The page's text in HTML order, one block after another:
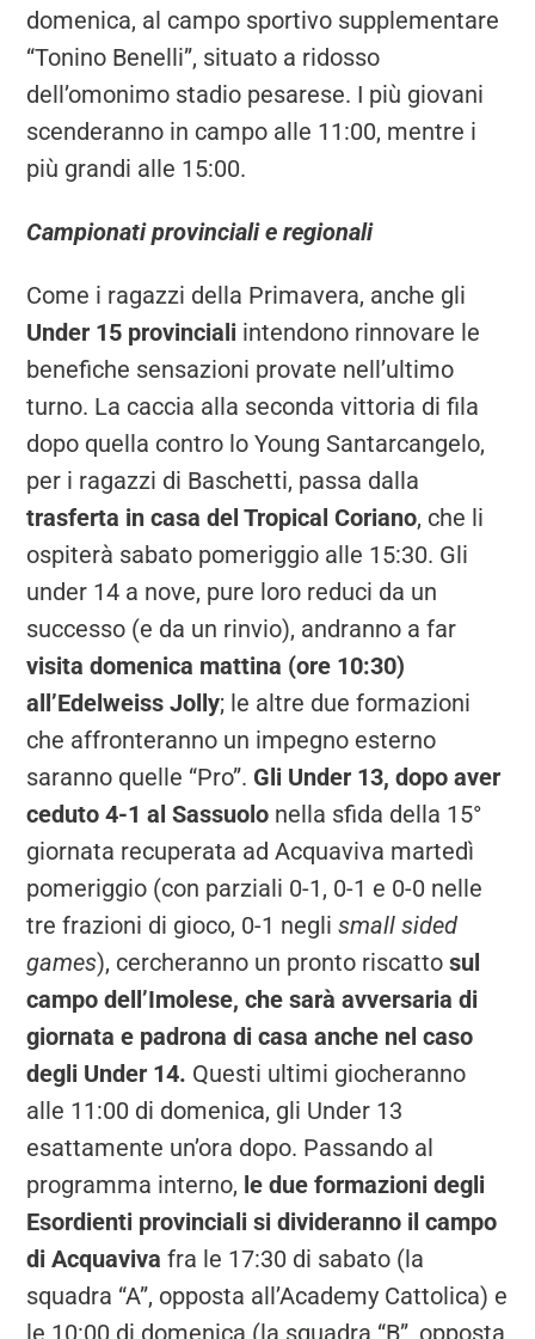
domenica, al campo sportivo supplementare
“Tonino Benelli”, situato a ridosso
dell’omonimo stadio pesarese. I più giovani
scenderanno in campo alle 11:00, mentre i
più grandi alle 15:00.
Campionati provinciali e regionali
Come i ragazzi della Primavera, anche gli
Under 15 provinciali intendono rinnovare le
benefiche sensazioni provate nell’ultimo
turno. La caccia alla seconda vittoria di fila
dopo quella contro lo Young Santarcangelo,
per i ragazzi di Baschetti, passa dalla
trasferta in casa del Tropical Coriano, che li
ospiterà sabato pomeriggio alle 15:30. Gli
under 14 a nove, pure loro reduci da un
successo (e da un rinvio), andranno a far
visita domenica mattina (ore 10:30)
all’Edelweiss Jolly; le altre due formazioni
che affronteranno un impegno esterno
saranno quelle “Pro”. Gli Under 13, dopo aver
ceduto 4-1 al Sassuolo nella sfida della 15°
giornata recuperata ad Acquaviva martedì
pomeriggio (con parziali 0-1, 0-1 e 0-0 nelle
tre frazioni di gioco, 0-1 neglismall sided
games), cercheranno un pronto riscattosul
campo dell’Imolese, che sarà avversaria di
giornata e padrona di casa anche nel caso
degli Under 14. Questi ultimi giocheranno
alle 11:00 di domenica, gli Under 13
esattamente un’ora dopo. Passando al
programma interno, le due formazioni degli
Esordienti provinciali si divideranno il campo
di Acquavivafra le 17:30 di sabato (la
squadra “A”, opposta all’Academy Cattolica) e